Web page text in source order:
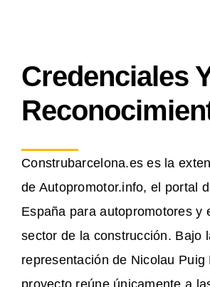
Credenciales
Construbarcelona.es es la
de Autopromotor.info, el portal
España para autopromotores y
sector de la construcción. Bajo
representación de Nicolau Puig
proyecto reúne únicamente a